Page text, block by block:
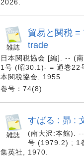
2026.
貿易と関税 =
trade
日本関税協会 [編]. -- (
1号 (昭30.1)- = 通巻22
本関税協会, 1955.
巻号：74(8)
すばる : 昴 :
(南大沢:本館).
号 (1979.2) ; 1
集英社, 1970.